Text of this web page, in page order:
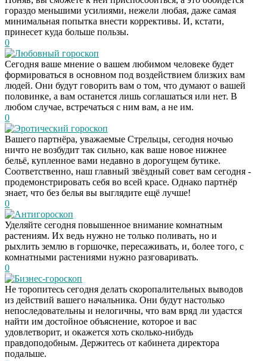
гораздо меньшими усилиями, нежели любая, даже самая
минимальная попытка внести коррективы. И, кстати,
принесет куда больше пользы.
0
Любовный гороскоп
Сегодня ваше мнение о вашем любимом человеке будет
формироваться в основном под воздействием близких вам
людей. Они будут говорить вам о том, что думают о вашей
половинке, а вам останется лишь соглашаться или нет. В
любом случае, встречаться с ним вам, а не им.
0
Эротический гороскоп
Вашего партнёра, уважаемые Стрельцы, сегодня ночью
ничто не возбудит так сильно, как ваше новое нижнее
бельё, купленное вами недавно в дорогущем бутике.
Соответственно, наш главный звёздный совет вам сегодня -
продемонстрировать себя во всей красе. Однако партнёр
знает, что без белья вы выглядите ещё лучше!
0
Антигороскоп
Уделяйте сегодня повышенное внимание комнатным
растениям. Их ведь нужно не только поливать, но и
рыхлить землю в горшочке, пересаживать, и, более того, с
комнатными растениями нужно разговаривать.
0
Бизнес-гороскоп
Не торопитесь сегодня делать скоропалительных выводов
из действий вашего начальника. Они будут настолько
непоследовательны и нелогичны, что вам вряд ли удастся
найти им достойное объяснение, которое и вас
удовлетворит, и окажется хоть сколько-нибудь
правдоподобным. Держитесь от кабинета директора
подальше.